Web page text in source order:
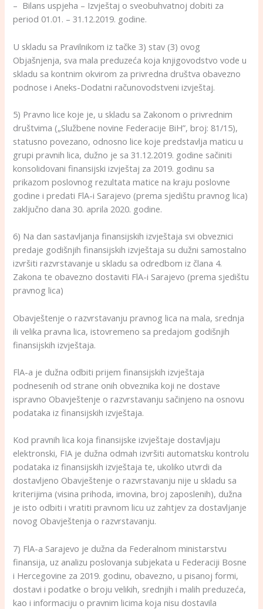
– Bilans uspjeha – Izvještaj o sveobuhvatnoj dobiti za
period 01.01. – 31.12.2019. godine.
U skladu sa Pravilnikom iz tačke 3) stav (3) ovog
Objašnjenja, sva mala preduzeća koja knjigovodstvo vode u
skladu sa kontnim okvirom za privredna društva obavezno
podnose i Aneks-Dodatni računovodstveni izvještaj.
5) Pravno lice koje je, u skladu sa Zakonom o privrednim
društvima („Službene novine Federacije BiH”, broj: 81/15),
statusno povezano, odnosno lice koje predstavlja maticu u
grupi pravnih lica, dužno je sa 31.12.2019. godine sačiniti
konsolidovani finansijski izvještaj za 2019. godinu sa
prikazom poslovnog rezultata matice na kraju poslovne
godine i predati FlA-i Sarajevo (prema sjedištu pravnog lica)
zaključno dana 30. aprila 2020. godine.
6) Na dan sastavljanja finansijskih izvještaja svi obveznici
predaje godišnjih finansijskih izvještaja su dužni samostalno
izvršiti razvrstavanje u skladu sa odredbom iz člana 4.
Zakona te obavezno dostaviti FlA-i Sarajevo (prema sjedištu
pravnog lica)
Obavještenje o razvrstavanju pravnog lica na mala, srednja
ili velika pravna lica, istovremeno sa predajom godišnjih
finansijskih izvještaja.
FlA-a je dužna odbiti prijem finansijskih izvještaja
podnesenih od strane onih obveznika koji ne dostave
ispravno Obavještenje o razvrstavanju sačinjeno na osnovu
podataka iz finansijskih izvještaja.
Kod pravnih lica koja finansijske izvještaje dostavljaju
elektronski, FIA je dužna odmah izvršiti automatsku kontrolu
podataka iz finansijskih izvještaja te, ukoliko utvrdi da
dostavljeno Obavještenje o razvrstavanju nije u skladu sa
kriterijima (visina prihoda, imovina, broj zaposlenih), dužna
je isto odbiti i vratiti pravnom licu uz zahtjev za dostavljanje
novog Obavještenja o razvrstavanju.
7) FlA-a Sarajevo je dužna da Federalnom ministarstvu
finansija, uz analizu poslovanja subjekata u Federaciji Bosne
i Hercegovine za 2019. godinu, obavezno, u pisanoj formi,
dostavi i podatke o broju velikih, srednjih i malih preduzeća,
kao i informaciju o pravnim licima koja nisu dostavila